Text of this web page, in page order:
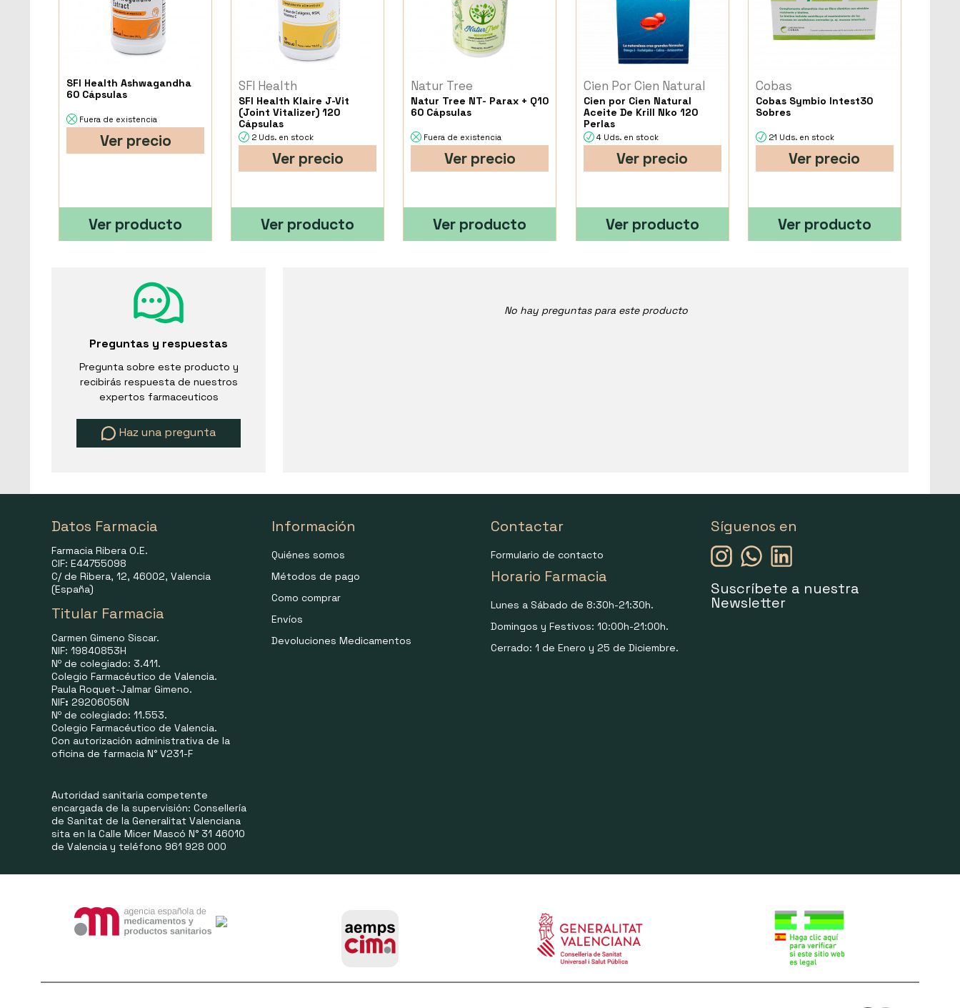
SFI Health Ashwagandha
60 Cápsulas
Fuera de existencia
Ver precio
Ver producto
SFI Health
SFI Health Klaire J-Vit
(Joint Vitalizer) 120
Cápsulas
2 Uds. en stock
Ver precio
Ver producto
Natur Tree
Natur Tree NT- Parax + Q10
60 Cápsulas
Fuera de existencia
Ver precio
Ver producto
Cien Por Cien Natural
Cien por Cien Natural
Aceite De Krill Nko 120
Perlas
4 Uds. en stock
Ver precio
Ver producto
Cobas
Cobas Symbio Intest30
Sobres
21 Uds. en stock
Ver precio
Ver producto
Preguntas y respuestas
Pregunta sobre este producto y
recibirás respuesta de nuestros
expertos farmaceuticos
Haz una pregunta
No hay preguntas para este producto
Datos Farmacia
Farmacia Ribera O.E.
CIF: E44755098
C/ de Ribera, 12, 46002, Valencia
(España)
Titular Farmacia
Carmen Gimeno Siscar.
NIF: 19840853H
Nº de colegiado: 3.411.
Colegio Farmacéutico de Valencia.
Paula Roquet-Jalmar Gimeno.
NIF: 29206056N
Nº de colegiado: 11.553.
Colegio Farmacéutico de Valencia.
Con autorización administrativa de la
oficina de farmacia N° V231-F
Autoridad sanitaria competente
encargada de la supervisión: Consellería
de Sanitat de la Generalitat Valenciana
sita en la Calle Micer Mascó N° 31 46010
de Valencia y teléfono 961 928 000
Información
Quiénes somos
Métodos de pago
Como comprar
Envíos
Devoluciones Medicamentos
Contactar
Formulario de contacto
Horario Farmacia
Lunes a Sábado de 8:30h-21:30h.
Domingos y Festivos: 10:00h-21:00h.
Cerrado: 1 de Enero y 25 de Diciembre.
Síguenos en
Suscríbete a nuestra
Newsletter